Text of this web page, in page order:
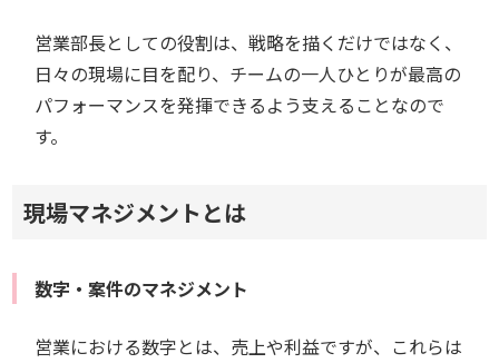
営業部長としての役割は、戦略を描くだけではなく、
日々の現場に目を配り、チームの一人ひとりが最高の
パフォーマンスを発揮できるよう支えることなので
す。
現場マネジメントとは
数字・案件のマネジメント
営業における数字とは、売上や利益ですが、これらは